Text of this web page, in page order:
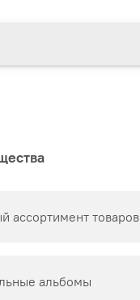
ассортимент товаров
альбомы